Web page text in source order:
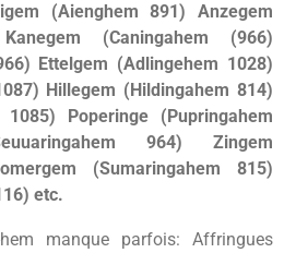
(Aienghem 891) Anzegem
(Caningahem (966)
Ettelgem (Adlingehem 1028)
Hillegem (Hildingahem 814)
1085) Poperinge (Pupringahem
964) Zingem
(Sumaringahem 815)
etc.
manque parfois: Affringues